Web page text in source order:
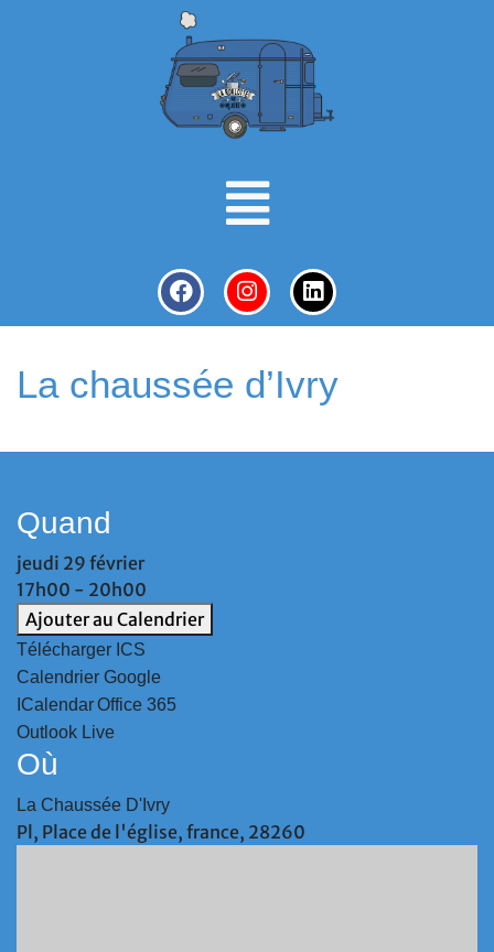
La chaussée d’Ivry
Quand
jeudi 29 février
17h00 - 20h00
Ajouter au Calendrier
Télécharger ICS
Calendrier Google
ICalendarOffice 365
Outlook Live
Où
La Chaussée D'Ivry
Pl, Place de l'église, france, 28260